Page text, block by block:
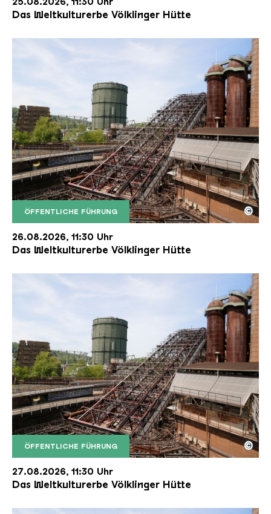
Das Weltkulturerbe Völklinger Hütte
ÖFFENTLICHE FÜHRUNG
Der Erzschrägaufzug der Völklinger Hütte mit
Copyright: Weltkulturerbe Völklinger Hütte | Karl
©
26.08.2026, 11:30 Uhr
Das Weltkulturerbe Völklinger Hütte
ÖFFENTLICHE FÜHRUNG
Der Erzschrägaufzug der Völklinger Hütte mit
Copyright: Weltkulturerbe Völklinger Hütte | Karl
©
27.08.2026, 11:30 Uhr
Das Weltkulturerbe Völklinger Hütte